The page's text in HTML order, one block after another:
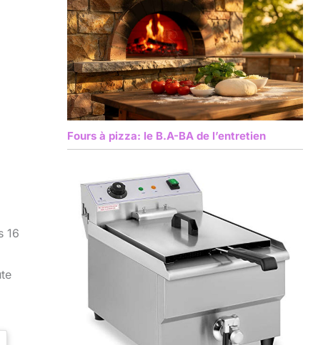
16
Fours à pizza: le B.A-BA de l’entretien